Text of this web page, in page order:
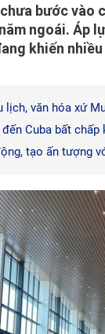
bước vào
ngoái. Áp
khiến
lịch, văn hóa xứ
đến Cuba bất
tạo ấn tượng